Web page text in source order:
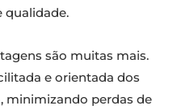
qualidade.
são muitas mais.
e orientada dos
minimizando perdas de